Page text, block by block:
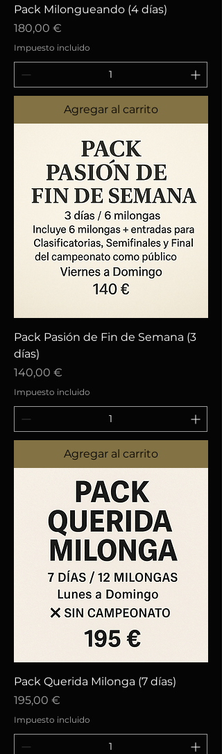
Pack Milongueando (4 días)
Precio
180,00 €
Impuesto incluido
Agregar al carrito
Pack Pasión de Fin de Semana (3
días)
Precio
140,00 €
Impuesto incluido
Agregar al carrito
Pack Querida Milonga (7 días)
Precio
195,00 €
Impuesto incluido